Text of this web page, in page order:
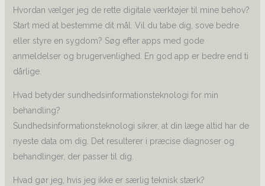
Hvordan vælger jeg de rette digitale værktøjer til mine behov?
Start med at bestemme dit mål. Vil du tabe dig, sove bedre
eller styre en sygdom? Søg efter apps med gode
anmeldelser og brugervenlighed. En god app er bedre end ti
dårlige.
Hvad betyder sundhedsinformationsteknologi for min
behandling?
Sundhedsinformationsteknologi sikrer, at din læge altid har de
nyeste data om dig. Det resulterer i præcise diagnoser og
behandlinger, der passer til dig.
Hvad gør jeg, hvis jeg ikke er særlig teknisk stærk?